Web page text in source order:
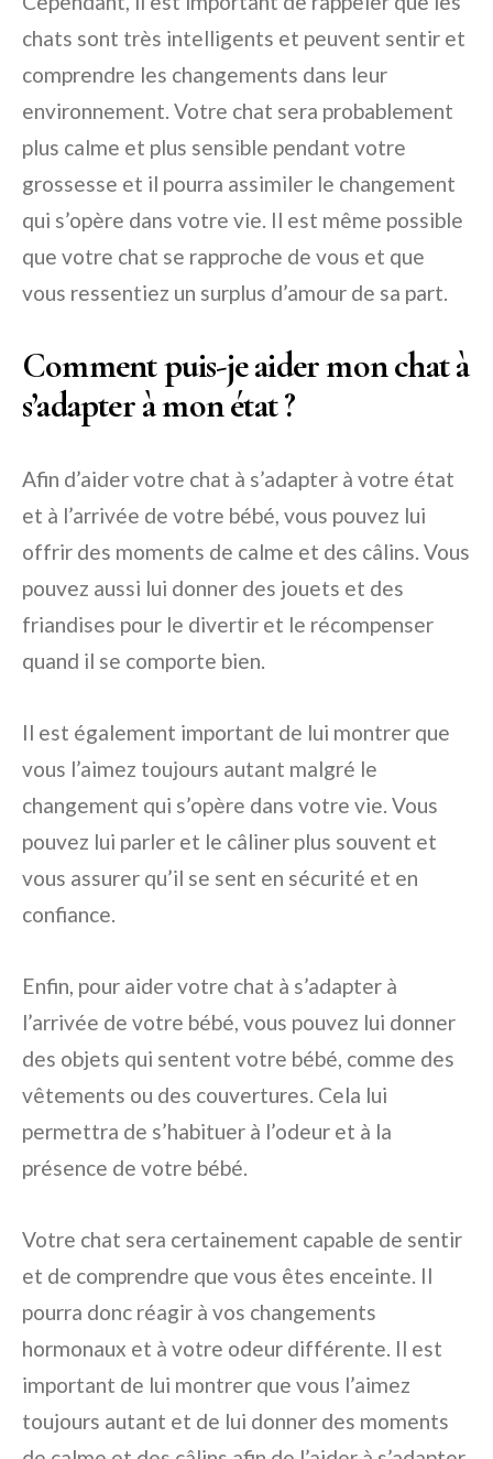
chats sont très intelligents et peuvent sentir et
comprendre les changements dans leur
environnement. Votre chat sera probablement
plus calme et plus sensible pendant votre
grossesse et il pourra assimiler le changement
qui s’opère dans votre vie. Il est même possible
que votre chat se rapproche de vous et que
vous ressentiez un surplus d’amour de sa part.
Comment puis-je aider mon chat à
s’adapter à mon état ?
Afin d’aider votre chat à s’adapter à votre état
et à l’arrivée de votre bébé, vous pouvez lui
offrir des moments de calme et des câlins. Vous
pouvez aussi lui donner des jouets et des
friandises pour le divertir et le récompenser
quand il se comporte bien.
Il est également important de lui montrer que
vous l’aimez toujours autant malgré le
changement qui s’opère dans votre vie. Vous
pouvez lui parler et le câliner plus souvent et
vous assurer qu’il se sent en sécurité et en
confiance.
Enfin, pour aider votre chat à s’adapter à
l’arrivée de votre bébé, vous pouvez lui donner
des objets qui sentent votre bébé, comme des
vêtements ou des couvertures. Cela lui
permettra de s’habituer à l’odeur et à la
présence de votre bébé.
Votre chat sera certainement capable de sentir
et de comprendre que vous êtes enceinte. Il
pourra donc réagir à vos changements
hormonaux et à votre odeur différente. Il est
important de lui montrer que vous l’aimez
toujours autant et de lui donner des moments